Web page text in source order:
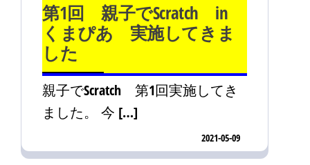
第1回 親子でScratch in
くまぴあ 実施してきま
した
親子でScratch 第1回実施してき
ました。 今 […]
2021-05-09